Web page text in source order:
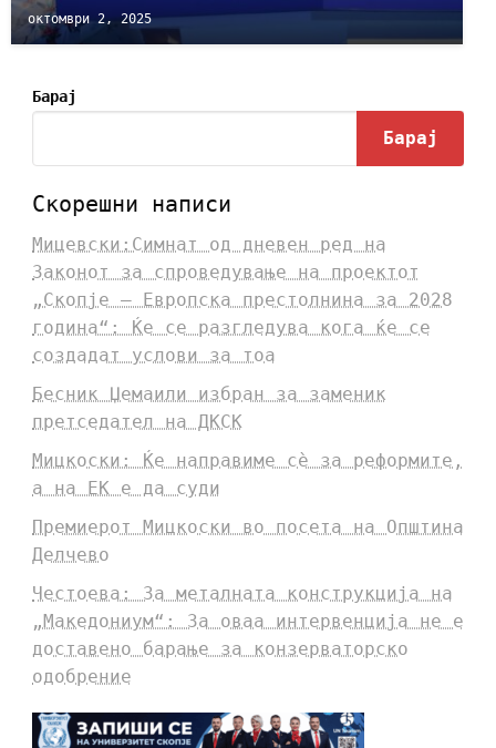
октомври 2, 2025
Барај
Барај
Скорешни написи
Мицевски:Симнат од дневен ред на
Законот за спроведување на проектот
„Скопје – Европска престолнина за 2028
година“: Ќе се разгледува кога ќе се
создадат услови за тоа
Бесник Џемаили избран за заменик
претседател на ДКСК
Мицкоски: Ќе направиме сè за реформите,
а на ЕК е да суди
Премиерот Мицкоски во посета на Општина
Делчево
Честоева: За металната конструкција на
„Македониум“: За оваа интервенција не е
доставено барање за конзерваторско
одобрение